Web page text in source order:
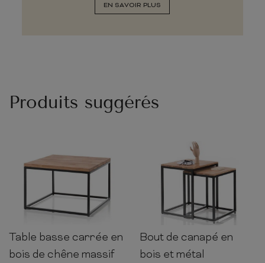
EN SAVOIR PLUS
Produits suggérés
45cm 70cm 70cm
Table basse carrée en
bois de chêne massif
46-
46-
50cm
Bout de canapé en
bois et métal